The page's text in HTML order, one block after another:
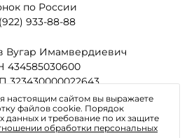
по России
933-88-88
Вугар Имамвердиевич
434585030600
защищены
настоящим сайтом вы выражаете
файлов cookie. Порядок
данных и требование по их защите
обработки персональных